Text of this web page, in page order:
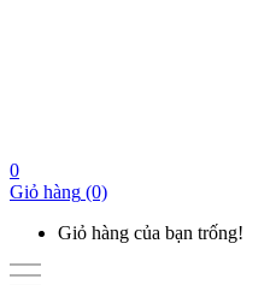
0
Giỏ hàng (0)
Giỏ hàng của bạn trống!